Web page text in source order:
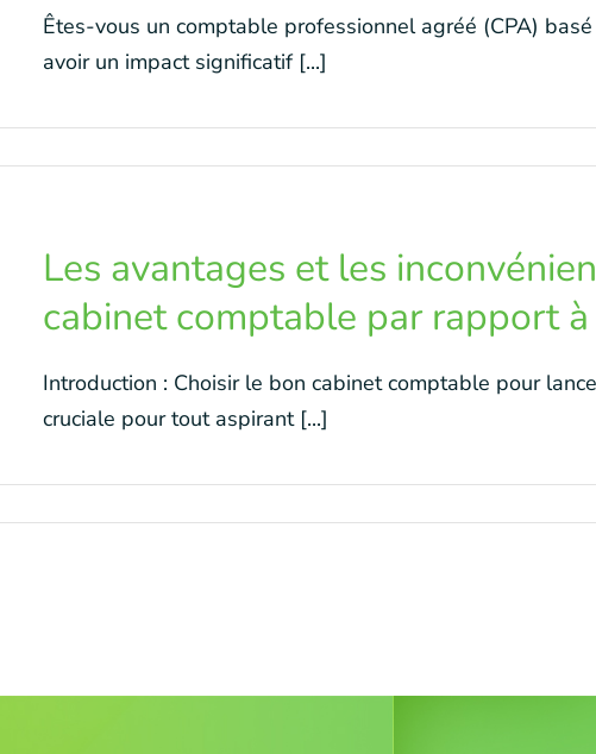
Êtes-vous un comptable professionnel agréé (CPA)
avoir un impact significatif [...]
Les avantages et les
cabinet comptable par rapport
Introduction : Choisir le bon cabinet comptable pour
cruciale pour tout aspirant [...]